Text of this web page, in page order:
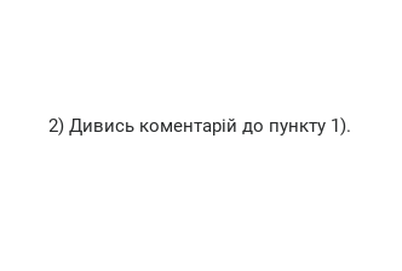
2) Дивись коментарій до пункту 1).